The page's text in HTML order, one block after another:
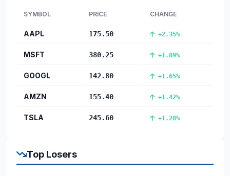
SYMBOL PRICE CHANGE
AAPL 175.50 +2.35%
MSFT 380.25 +1.89%
GOOGL 142.80 +1.65%
AMZN 155.40 +1.42%
TSLA 245.60 +1.28%
Top Losers